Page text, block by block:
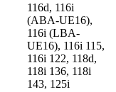
116d, 116i
(ABA-UE16),
116i (LBA-
UE16), 116i 115,
116i 122, 118d,
118i 136, 118i
143, 125i